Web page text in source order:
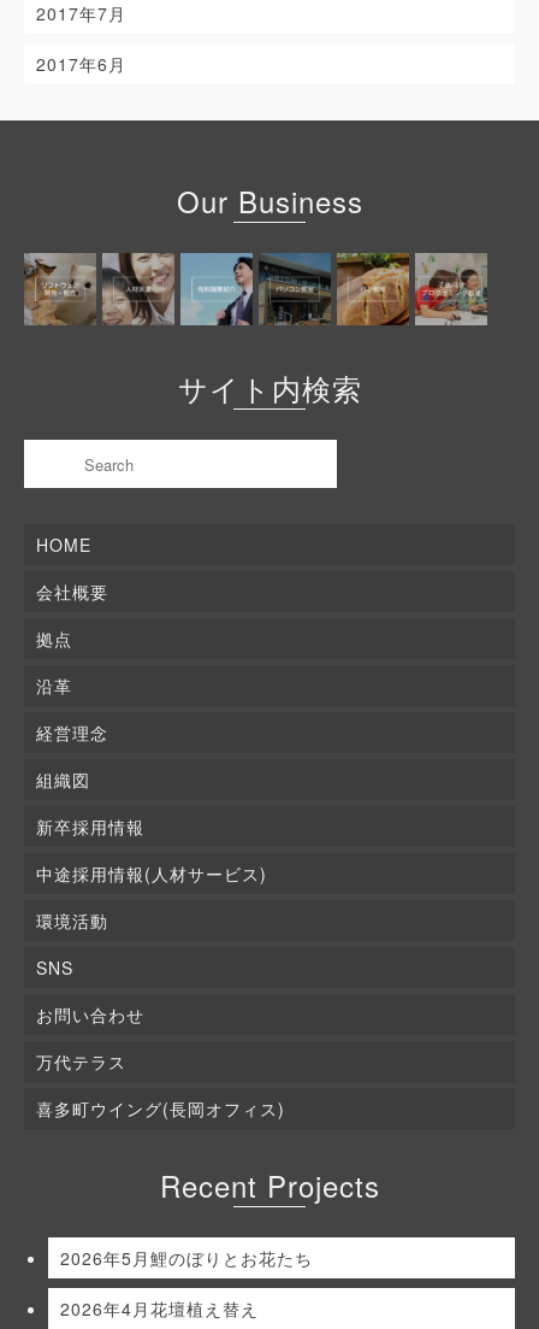
2017年7月
2017年6月
Our Business
サイト内検索
HOME
会社概要
拠点
沿革
経営理念
組織図
新卒採用情報
中途採用情報(人材サービス)
環境活動
SNS
お問い合わせ
万代テラス
喜多町ウイング(長岡オフィス)
Recent Projects
2026年5月鯉のぼりとお花たち
2026年4月花壇植え替え